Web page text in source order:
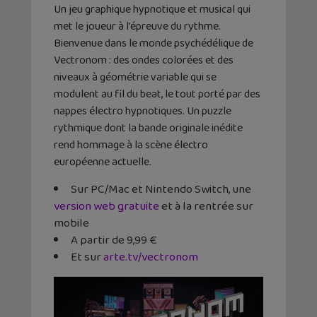
Un jeu graphique hypnotique et musical qui
met le joueur à l’épreuve du rythme.
Bienvenue dans le monde psychédélique de
Vectronom : des ondes colorées et des
niveaux à géométrie variable qui se
modulent au fil du beat, le tout porté par des
nappes électro hypnotiques. Un puzzle
rythmique dont la bande originale inédite
rend hommage à la scène électro
européenne actuelle.
Sur PC/Mac et Nintendo Switch, une
version web gratuiteet à la rentrée sur
mobile
A partir de 9,99 €
Et surarte.tv/vectronom